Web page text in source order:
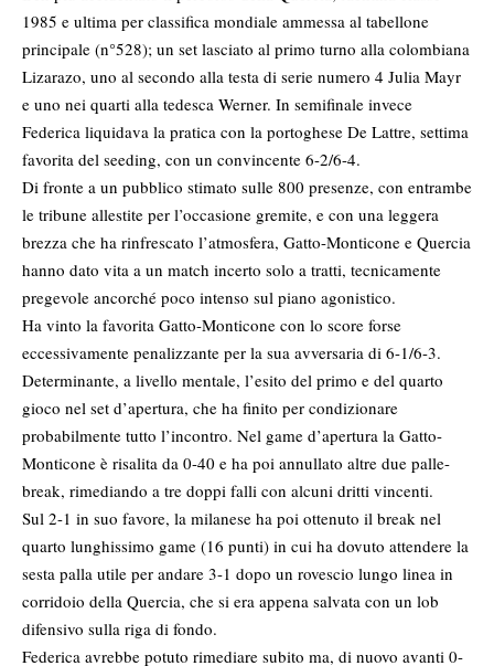
1985 e ultima per classifica mondiale ammessa al tabellone
principale (n°528); un set lasciato al primo turno alla colombiana
Lizarazo, uno al secondo alla testa di serie numero 4 Julia Mayr
e uno nei quarti alla tedesca Werner. In semifinale invece
Federica liquidava la pratica con la portoghese De Lattre, settima
favorita del seeding, con un convincente 6-2/6-4.
Di fronte a un pubblico stimato sulle 800 presenze, con entrambe
le tribune allestite per l’occasione gremite, e con una leggera
brezza che ha rinfrescato l’atmosfera, Gatto-Monticone e Quercia
hanno dato vita a un match incerto solo a tratti, tecnicamente
pregevole ancorché poco intenso sul piano agonistico.
Ha vinto la favorita Gatto-Monticone con lo score forse
eccessivamente penalizzante per la sua avversaria di 6-1/6-3.
Determinante, a livello mentale, l’esito del primo e del quarto
gioco nel set d’apertura, che ha finito per condizionare
probabilmente tutto l’incontro. Nel game d’apertura la Gatto-
Monticone è risalita da 0-40 e ha poi annullato altre due palle-
break, rimediando a tre doppi falli con alcuni dritti vincenti.
Sul 2-1 in suo favore, la milanese ha poi ottenuto il break nel
quarto lunghissimo game (16 punti) in cui ha dovuto attendere la
sesta palla utile per andare 3-1 dopo un rovescio lungo linea in
corridoio della Quercia, che si era appena salvata con un lob
difensivo sulla riga di fondo.
Federica avrebbe potuto rimediare subito ma, di nuovo avanti 0-